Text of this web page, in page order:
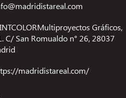
Gráficos,
C/ San Romualdo n° 26, 28037
madridistareal.com/